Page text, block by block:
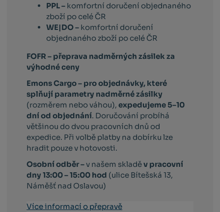
PPL – komfortní doručení objednaného
zboží po celé ČR
WE|DO – komfortní doručení
objednaného zboží po celé ČR
FOFR – přeprava nadměrných zásilek za
výhodné ceny
Emons Cargo – pro objednávky, které
splňují parametry nadměrné zásilky
(rozměrem nebo váhou),expedujeme 5–10
dní od objednání. Doručování probíhá
většinou do dvou pracovních dnů od
expedice. Při volbě platby na dobírku lze
hradit pouze v hotovosti.
Osobní odběr –v našem skladěv pracovní
dny 13:00 – 15:00 hod (ulice Bítešská 13,
Náměšť nad Oslavou)
Více informací o přepravě